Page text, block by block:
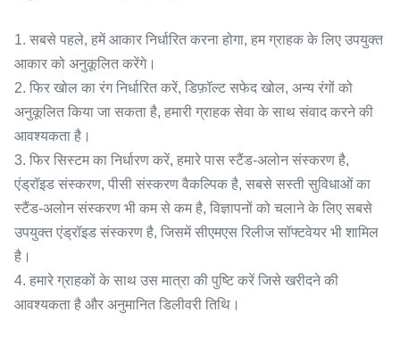
1. सबसे पहले, हमें आकार निर्धारित करना होगा, हम ग्राहक के लिए उपयुक्त
आकार को अनुकूलित करेंगे।
2. फिर खोल का रंग निर्धारित करें, डिफ़ॉल्ट सफेद खोल, अन्य रंगों को
अनुकूलित किया जा सकता है, हमारी ग्राहक सेवा के साथ संवाद करने की
आवश्यकता है।
3. फिर सिस्टम का निर्धारण करें, हमारे पास स्टैंड-अलोन संस्करण है,
एंड्रॉइड संस्करण, पीसी संस्करण वैकल्पिक है, सबसे सस्ती सुविधाओं का
स्टैंड-अलोन संस्करण भी कम से कम है, विज्ञापनों को चलाने के लिए सबसे
उपयुक्त एंड्रॉइड संस्करण है, जिसमें सीएमएस रिलीज सॉफ्टवेयर भी शामिल
है।
4. हमारे ग्राहकों के साथ उस मात्रा की पुष्टि करें जिसे खरीदने की
आवश्यकता है और अनुमानित डिलीवरी तिथि।